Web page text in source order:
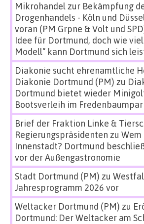
Mikrohandel zur Bekämpfung
Drogenhandels - Köln und
voran (PM Grpne & Volt und
Idee für Dortmund, doch wie
Modell“ kann Dortmund sich
Diakonie sucht ehrenamtliche
Diakonie Dortmund (PM) zu
Dortmund bietet wieder
Bootsverleih im
Brief der Fraktion Linke &
Regierungspräsidenten zu
Innenstadt? Dortmund
vor der Außengastronomie
Stadt Dortmund (PM) zu
Jahresprogramm 2026 vor
Weltacker Dortmund (PM) zu
Dortmund: Der Weltacker am